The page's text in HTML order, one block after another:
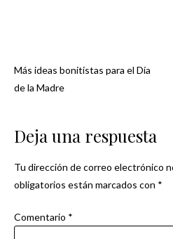
Navegación
Más ideas bonitistas para el Día
de la Madre
Deja una respuesta
Tu dirección de correo electrónico
obligatorios están marcados con *
Comentario *